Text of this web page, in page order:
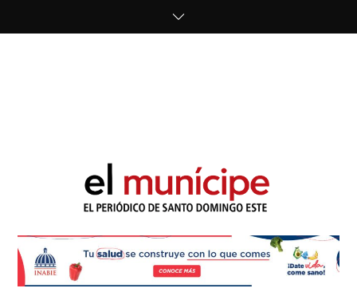
El Munícipe